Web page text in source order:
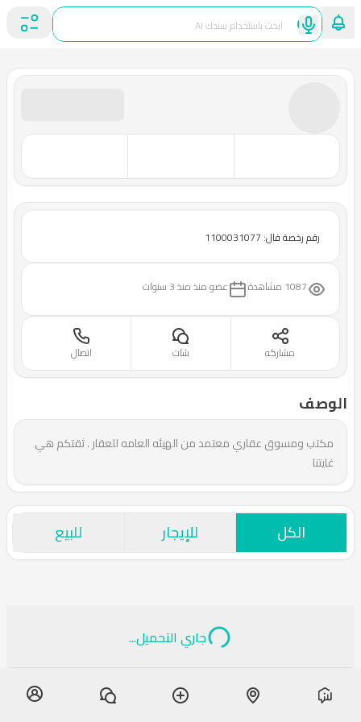
رقم رخصة فال: 1100031077
1087 مشاهدة عضو منذمنذ 3 سنوات
اتصال شات مشاركه
الوصف
مكتب ومسوق عقاري معتمد من الهيئه العامه للعقار . ثقتكم هي
غايتنا
الكل للإيجار للبيع
جاري التحميل...